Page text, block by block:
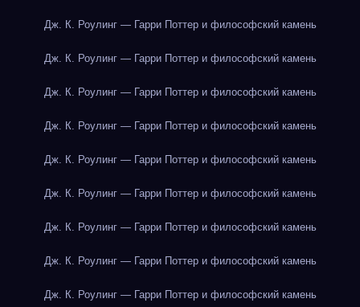
Дж. К. Роулинг — Гарри Поттер и философский камень
Дж. К. Роулинг — Гарри Поттер и философский камень
Дж. К. Роулинг — Гарри Поттер и философский камень
Дж. К. Роулинг — Гарри Поттер и философский камень
Дж. К. Роулинг — Гарри Поттер и философский камень
Дж. К. Роулинг — Гарри Поттер и философский камень
Дж. К. Роулинг — Гарри Поттер и философский камень
Дж. К. Роулинг — Гарри Поттер и философский камень
Дж. К. Роулинг — Гарри Поттер и философский камень